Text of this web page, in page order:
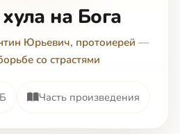
на Бога
Юрьевич, протоиерей —
со страстями
Часть произведения